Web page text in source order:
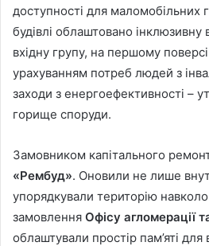
доступності для маломобільних
будівлі облаштовано
вхідну групу, на першому
урахуванням потреб людей з
заходи з енергоефективності –
горище споруди.
Замовником капітального
«Рембуд». Оновили не лише
упорядкували територію навколо
замовлення Офісу агломерації
облаштували простір пам’яті